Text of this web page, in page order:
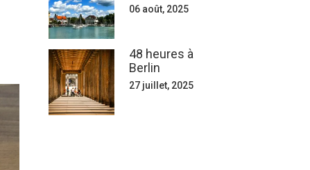
06 août, 2025
48 heures à
Berlin
27 juillet, 2025